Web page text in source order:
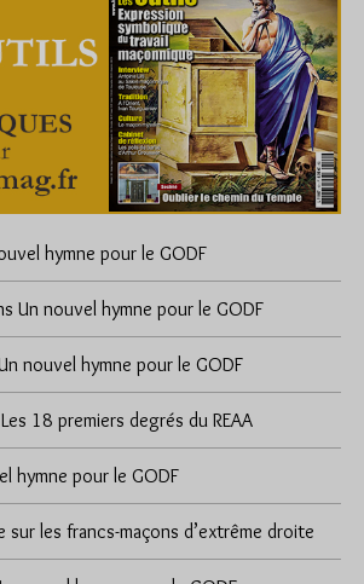
hymne pour le GODF
Un nouvel hymne pour le GODF
nouvel hymne pour le GODF
Les 18 premiers degrés du REAA
hymne pour le GODF
sur les francs-maçons d’extrême droite